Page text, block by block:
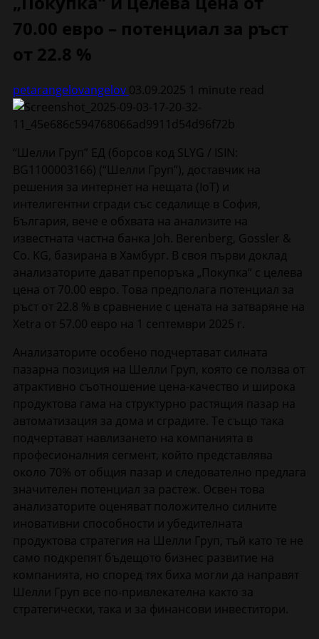
70.00 евро – потенциал за ръст
от 22.8 %
petarangelovangelov 03.09.2025 1 minute read
“Шелли Груп” ЕД (борсов код SLYG / ISIN:
BG1100003166) (“Шелли Груп”), доставчик на
решения за интернет на нещата (IoT) и
интелигентни сгради със седалище в София,
България, вече е обхвата на анализите на
известната частна банка Joh. Berenberg, Gossler &
Co. KG, базирана в Хамбург. В своя първи доклад
анализаторите дават препоръка „Покупка“ с целева
цена от 70.00 евро. Това предполага потенциал за
ръст от 22.8 % в сравнение с цената на затваряне на
Xetra от 57.00 евро на 1 септември 2025 г.
Анализаторите особено подчертават силната
пазарна позиция на Шелли Груп, която се ползва от
атрактивно съотношение цена-качество и широка
продуктова гама на структурно растящия пазар на
автоматизация за дома и сградите. Те също така
подчертават навлизането на компанията в
професионалния сегмент, който представлява
около 70% от общия пазар и следователно предлага
значителен потенциал за растеж. Освен това
анализаторите оценяват положително силните
иновативни способности и убедителната
продуктова стратегия на Шелли Груп, тъй като те не
само подкрепят бъдещото бизнес развитие на
компанията, но според тях биха могли да направят
Шелли Груп все по-привлекателна както за
стратегически, така и за финансови инвеститори.